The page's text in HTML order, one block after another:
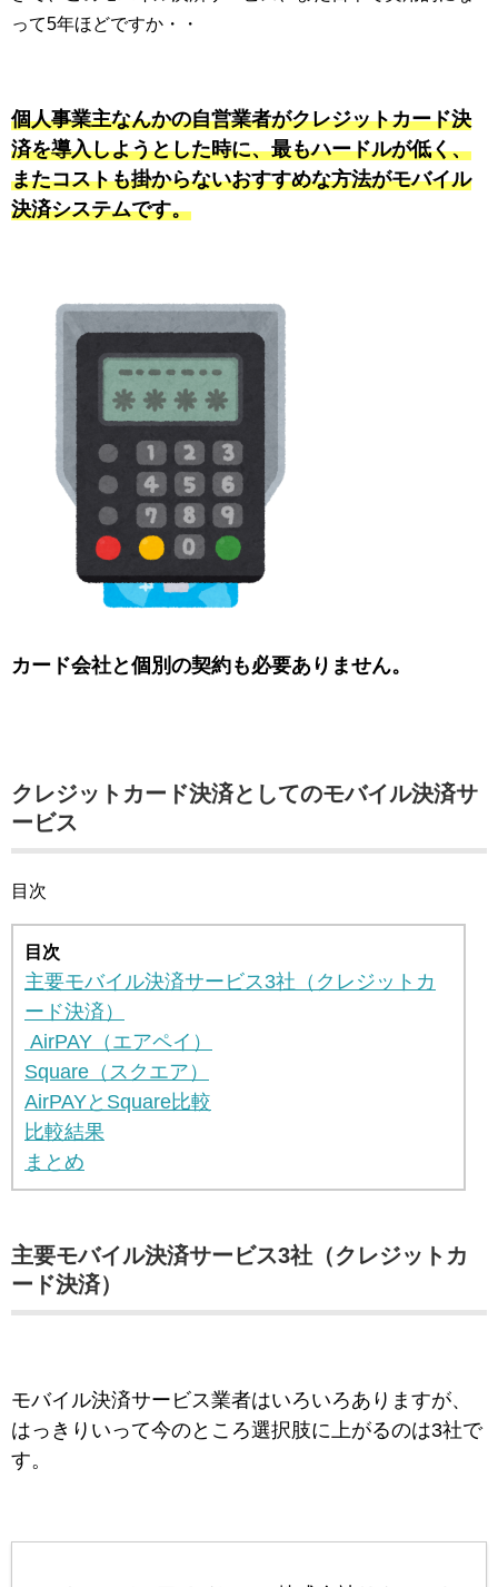
って5年ほどですか・・
個人事業主なんかの自営業者がクレジットカード決
済を導入しようとした時に、最もハードルが低く、
またコストも掛からないおすすめな方法がモバイル
決済システムです。
カード会社と個別の契約も必要ありません。
クレジットカード決済としてのモバイル決済サ
ービス
目次
目次
主要モバイル決済サービス3社（クレジットカ
ード決済）
AirPAY（エアペイ）
Square（スクエア）
AirPAYとSquare比較
比較結果
まとめ
主要モバイル決済サービス3社（クレジットカ
ード決済）
モバイル決済サービス業者はいろいろありますが、
はっきりいって今のところ選択肢に上がるのは3社で
す。